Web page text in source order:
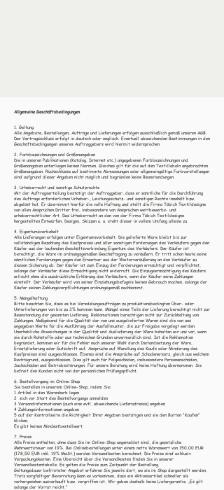
Allgemeine Geschäftsbedingungen
1. Geltung
Alle Angebote, Bestellungen, Aufträge und Lieferungen erfolgen ausschließlich gemäß unseren AGB.
Der Vertragsschluss erfolgt in deutsch oder englisch. Eventuell abweichenden Bestimmungen in den
Geschäftsbedingungen unseres Auftraggebers wird hiermit widersprochen.
2. Farbbezeichnungen und Größenangaben
Die in unseren Publikationen (Katalog, Internet etc.) angegebenen Farbbezeichnungen und
Größenangaben unterliegen keinen Normen. Gleiches gilt für die auf den Textillabeln angebrachten
Größenangaben. Rückschlüsse auf bestimmte Abmessungen oder allgemeingültige Farbvorstellungen
sind aufgrund dieser Angaben nicht möglich und begründen keine Beanstandungen.
3. Urheberrecht und sonstige Schutzrechte
Mit der Auftragserteilung bestätigt der Auftraggeber, dass er sämtliche für die Durchführung
des Auftrags erforderlichen Urheber-, Leistungsschutz- und sonstigen Rechte innehält bzw.
abgelöst hat. Er übernimmt hierfür die volle Haftung und stellt die Firma Töbich Textildesigne
von allen Ansprüchen Dritter frei, insbesondere von Ansprüchen wettbewerbs- und
urheberrechtlicher Art. Das Urheberrecht an den von der Firma Töbich Textildesigne
hergestellten Entwürfen, Designs, Skizzen u. a. steht dieser in vollem Umfang alleine zu.
4. Eigentumsvorbehalt
Alle Lieferungen erfolgen unter Eigentumsvorbehalt. Die gelieferte Ware bleibt bis zur
vollständigen Bezahlung des Kaufpreises und aller sonstigen Forderungen des Verkäufers gegen den
Käufer aus der laufenden Geschäftsverbindung Eigentum des Verkäufers. Der Käufer ist
berechtigt, die Ware im ordnungsgemäßen Geschäftsgang zu veräußern. Er tritt schon heute seine
sämtlichen Forderungen gegen den Erwerber aus der Weiterveräußerung an den Verkäufer zu
dessen Sicherung ab. Der Käufer ist zum Einzug der Forderungen ermächtigt und verpflichtet,
solange der Verkäufer diese Ermächtigung nicht widerruft. Die Einzugsermächtigung des Käufers
erlischt ohne die ausdrückliche Erklärung des Verkäufers, wenn der Käufer seine Zahlungen
einstellt. Der Verkäufer wird von seiner Einziehungsbefugnis keinen Gebrauch machen, solange der
Käufer seinen Zahlungsverpflichtungen ordnungsgemäß nachkommt.
5. Mängelhaftung
Bitte beachten Sie, dass es bei Veredelungsaufträgen zu produktionsbedingten Über- oder
Unterlieferungen von bis zu 3% kommen kann. Mängel eines Teils der Lieferung berechtigt nicht zur
Beanstandung der gesamten Lieferung. Reklamationen berechtigen nicht zur Zurückhaltung von
Zahlungen. Maßgebend für die Qualität der von uns ausgelieferten Waren sind die von uns
angegeben Werte für die Ausführung der Ausfallmuster, die zur Freigabe vorgelegt werden.
Unerhebliche Abweichungen in der Qualität und Auslieferung der Ware behalten wir uns vor, wenn
sie durch Rohstoffe oder aus technischen Gründen unvermeidlich sind. Ist die Reklamation
begründet, kommen wir für die Fehler nach unserer Wahl durch Instandsetzung der Ware,
Ersatzlieferung oder Gutschrift auf. Ansprüche auf Wandlung des Kaufs oder Minderung des
Kaufpreises sind ausgeschlossen. Ebenso sind die Ansprüche auf Schadenersatz, gleich aus welchem
Rechtsgrund, ausgeschlossen. Dies gilt auch für Folgeschäden, insbesondere Personenschäden,
Sachschäden und Betriebsstörungen. Für unsere Beratung wird keine Haftung übernommen. Sie
befreit den Kunden nicht von der persönlichen Prüfungspflicht.
6. Bestellvorgang im Online-Shop
Sie bestellen in unserem Online-Shop, indem Sie:
1 Artikel in den Warenkorb legen
2 sich vor Start des Bestellvorgangs anmelden
3 Versandinformationen (auch eine evtl. abweichende Lieferadresse) angeben
4 Zahlungsinformationen angeben
5 auf der Kontrollseite die Richtigkeit Ihrer Angaben bestätigen und sie den Button "Kaufen"
klicken.
Es gibt keinen Mindestbestellwert.
7. Preise
Alle Preise enthalten, ohne dass Sie im Online-Shop angemeldet sind, die gesetzliche
Mehrwertsteuer von 19%. Bei Onlinebestellungen unter einem netto Warenwert von 150,00 EUR
(178,50 EUR inkl. 19% MwSt.) werden Versandkosten berechnet. Die Preise sind exklusiv
Verpackungskosten. Eine Übersicht über die Versandkosten finden Sie in unserer
Versandkostentabelle. Es gelten die Preise zum Zeitpunkt der Bestellung.
Geltungsdauer befristeter Angebot erfahren Sie jeweils dort, wo sie im Shop dargestellt werden.
Trotz sorgfältiger Bevorratung kann es vorkommen, dass ein Aktionsartikel schneller als
vorhergesehen ausverkauft bzw. vergriffen ist. Wir geben deshalb keine Liefergarantie. „Es gilt
solange der Vorrat reicht.”